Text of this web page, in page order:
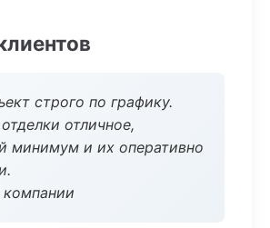
строго по графику.
отличное,
минимум и их оперативно